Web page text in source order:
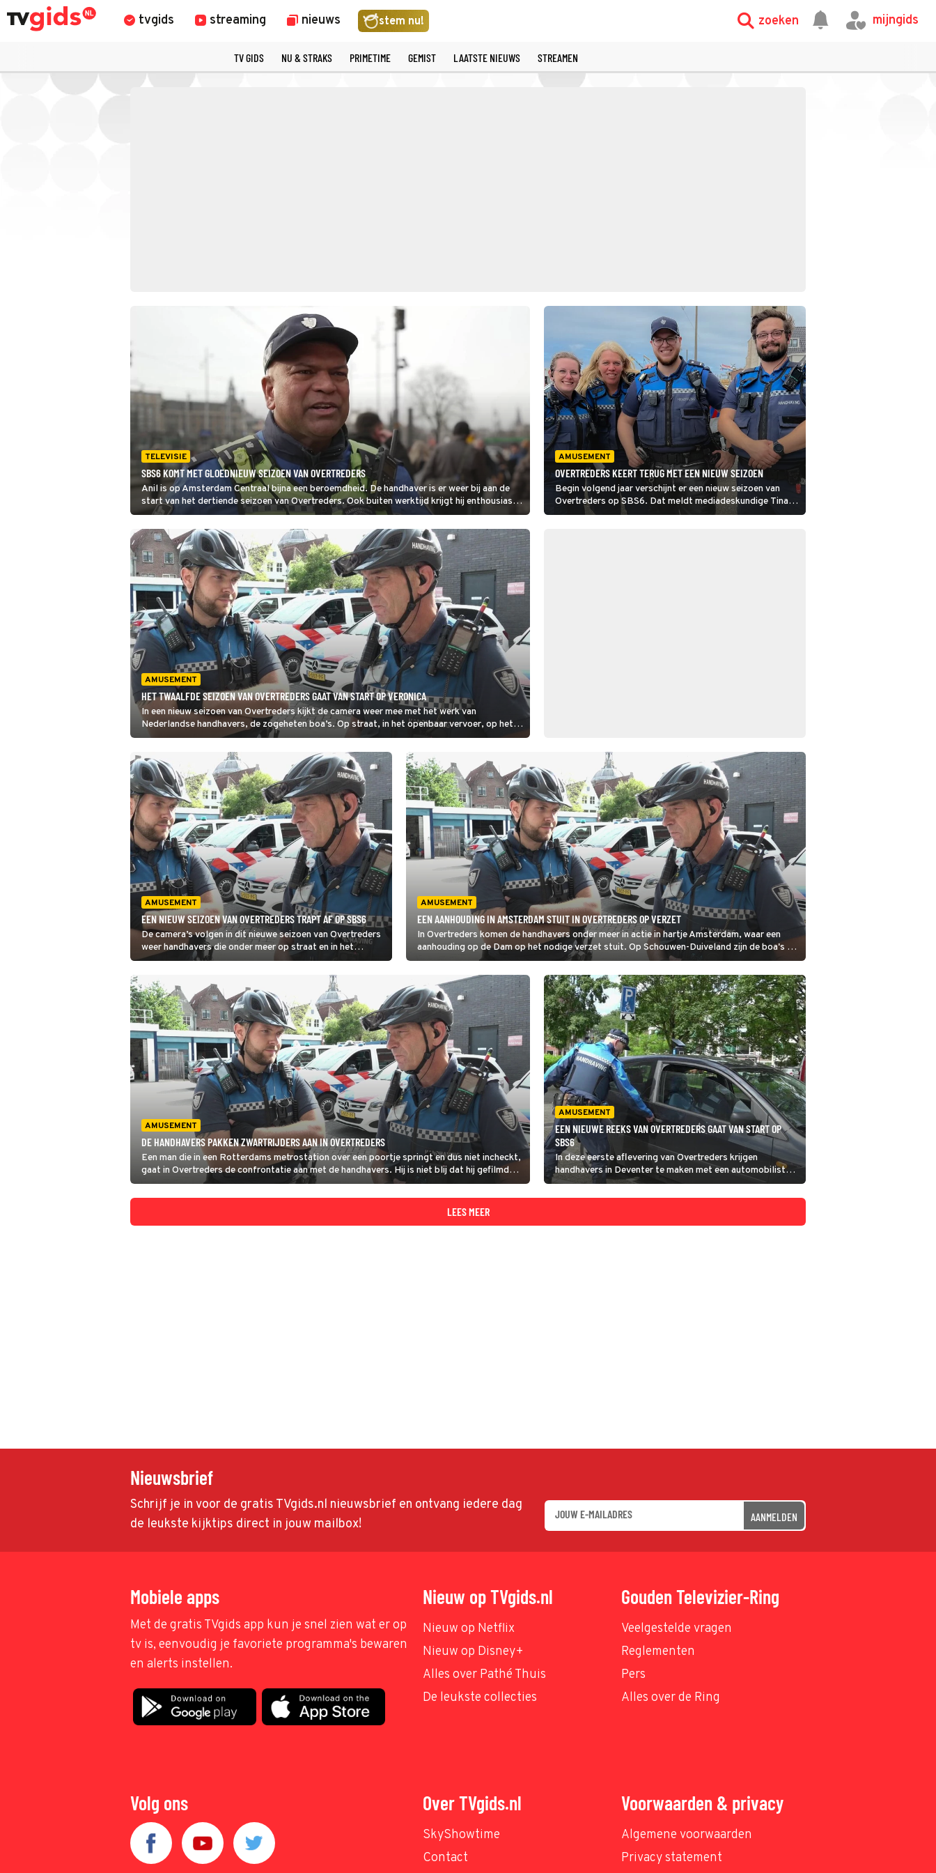
tvgids streaming nieuws stem nu! zoeken mijngids
TV GIDS NU & STRAKS PRIMETIME GEMIST LAATSTE NIEUWS STREAMEN
TELEVISIE
SBS6 KOMT MET GLOEDNIEUW SEIZOEN VAN OVERTREDERS
Anil is op Amsterdam Centraal bijna een beroemdheid. De handhaver is er weer bij aan de
start van het dertiende seizoen van Overtreders. Ook buiten werktijd krijgt hij enthousiaste
reacties.
AMUSEMENT
OVERTREDERS KEERT TERUG MET EEN NIEUW SEIZOEN
Begin volgend jaar verschijnt er een nieuw seizoen van
Overtreders op SBS6. Dat meldt mediadeskundige Tina
Nijkamp in haar podcast Tina's TV Update.
AMUSEMENT
HET TWAALFDE SEIZOEN VAN OVERTREDERS GAAT VAN START OP VERONICA
In een nieuw seizoen van Overtreders kijkt de camera weer mee met het werk van
Nederlandse handhavers, de zogeheten boa’s. Op straat, in het openbaar vervoer, op het
water en in de natuur spreken ze overtreders aan op hun gedrag.
AMUSEMENT
EEN NIEUW SEIZOEN VAN OVERTREDERS TRAPT AF OP SBS6
De camera’s volgen in dit nieuwe seizoen van Overtreders
weer handhavers die onder meer op straat en in het
openbaar vervoer toezicht houden. En dat is niet altijd
zonder gevaar, want regelmatig krijgen ze te maken met
agressie.
AMUSEMENT
EEN AANHOUDING IN AMSTERDAM STUIT IN OVERTREDERS OP VERZET
In Overtreders komen de handhavers onder meer in actie in hartje Amsterdam, waar een
aanhouding op de Dam op het nodige verzet stuit. Op Schouwen-Duiveland zijn de boa's bij
een incident met een losgeraakte caravan.
AMUSEMENT
DE HANDHAVERS PAKKEN ZWARTRIJDERS AAN IN OVERTREDERS
Een man die in een Rotterdams metrostation over een poortje springt en dus niet incheckt,
gaat in Overtreders de confrontatie aan met de handhavers. Hij is niet blij dat hij gefilmd
wordt en probeert ineens te vluchten.
AMUSEMENT
EEN NIEUWE REEKS VAN OVERTREDERS GAAT VAN START OP
SBS6
In deze eerste aflevering van Overtreders krijgen
handhavers in Deventer te maken met een automobilist
die het niet zo nauw neemt met de verkeersregels.
Collega’s in Amsterdam snellen naar een café, waar een
LEES MEER
Nieuwsbrief
Schrijf je in voor de gratis TVgids.nl nieuwsbrief en ontvang iedere dag
de leukste kijktips direct in jouw mailbox!
AANMELDEN
Mobiele apps
Met de gratis TVgids app kun je snel zien wat er op
tv is, eenvoudig je favoriete programma's bewaren
en alerts instellen.
Nieuw op TVgids.nl
Nieuw op Netflix
Nieuw op Disney+
Alles over Pathé Thuis
De leukste collecties
Gouden Televizier-Ring
Veelgestelde vragen
Reglementen
Pers
Alles over de Ring
Volg ons Over TVgids.nl
SkyShowtime
Contact
Voorwaarden & privacy
Algemene voorwaarden
Privacy statement